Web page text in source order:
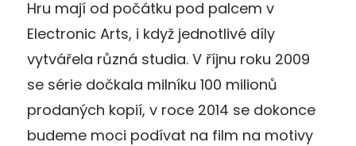
Hru mají od počátku pod palcem v
Electronic Arts, i když jednotlivé díly
vytvářela různá studia. V říjnu roku 2009
se série dočkala milníku 100 milionů
prodaných kopií, v roce 2014 se dokonce
budeme moci podívat na film na motivy